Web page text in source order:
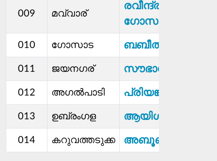
009 മവ്വാര്
രവീന്ദ്ര റൈ
ഗോസാഡ
010 ഗോസാട ബബീത രേഷ്മ
011 ജയനഗര്
012 അഗല്‍പാടി പ്രിയങ്ക എ സി
013 ഉബ്രംഗള ആയിശത്ത് മാഷിദ
014 കറുവത്തടുക്ക അബൂബക്കർ